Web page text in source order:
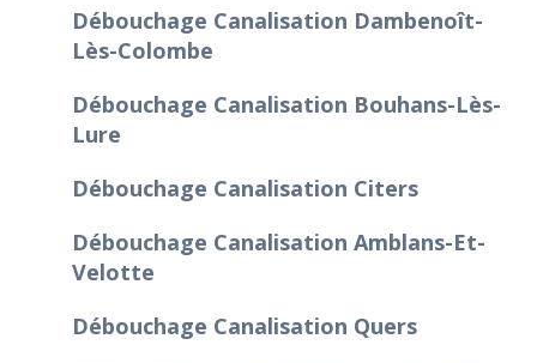
Débouchage Canalisation Dambenoît-
Lès-Colombe
Débouchage Canalisation Bouhans-Lès-
Lure
Débouchage Canalisation Citers
Débouchage Canalisation Amblans-Et-
Velotte
Débouchage Canalisation Quers